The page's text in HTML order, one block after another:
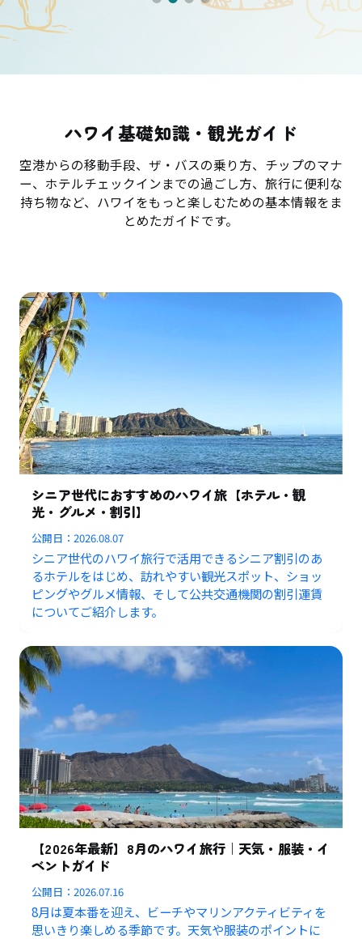
ハワイ基礎知識・観光ガイド
空港からの移動手段、ザ・バスの乗り方、チップのマナ
ー、ホテルチェックインまでの過ごし方、旅行に便利な
持ち物など、ハワイをもっと楽しむための基本情報をま
とめたガイドです。
シニア世代におすすめのハワイ旅【ホテル・観
光・グルメ・割引】
公開日：2026.08.07
シニア世代のハワイ旅行で活用できるシニア割引のあ
るホテルをはじめ、訪れやすい観光スポット、ショッ
ピングやグルメ情報、そして公共交通機関の割引運賃
についてご紹介します。
【2026年最新】8月のハワイ旅行｜天気・服装・イ
ベントガイド
公開日：2026.07.16
8月は夏本番を迎え、ビーチやマリンアクティビティを
思いきり楽しめる季節です。天気や服装のポイントに